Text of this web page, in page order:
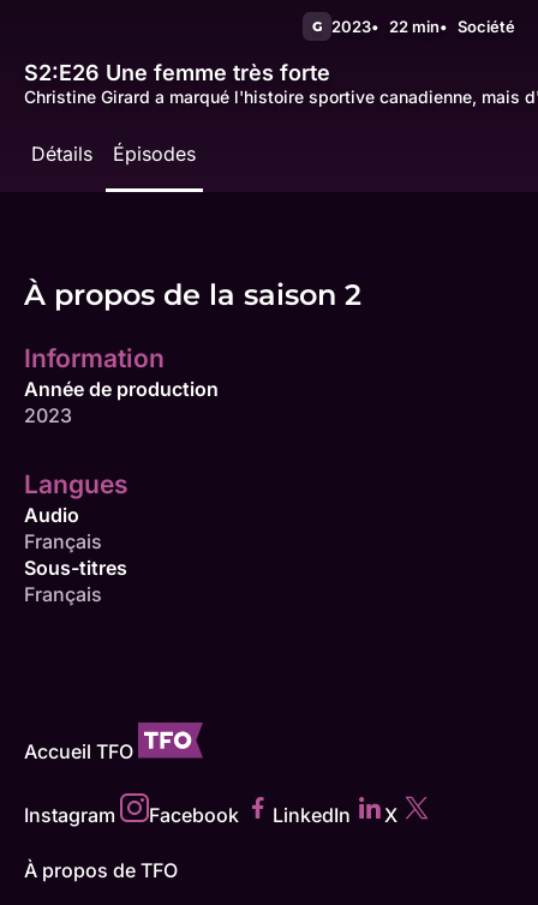
G 2023 22 min Société
S2:E26 Une femme très forte
Christine Girard a marqué l'histoire sportive canadienne, mais
Détails Épisodes
À propos de la saison 2
Information
Année de production
2023
Langues
Audio
Français
Sous-titres
Français
Accueil TFO
Instagram Facebook LinkedIn X
À propos de TFO